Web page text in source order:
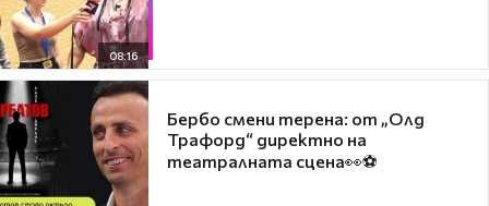
08:16
Бербо смени терена: от „Олд
Трафорд“ директно на
театралната сцена👀⚽